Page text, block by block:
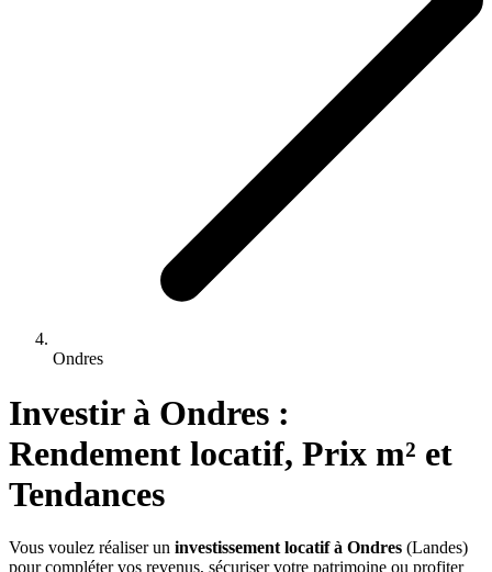
Ondres
Investir à Ondres :
Rendement locatif, Prix m² et
Tendances
Vous voulez réaliser un investissement locatif à Ondres (Landes)
pour compléter vos revenus, sécuriser votre patrimoine ou profiter